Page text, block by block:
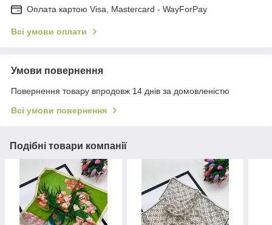
Оплата картою Visa, Mastercard - WayForPay
Всі умови оплати
Умови повернення
Повернення товару впродовж 14 днів за домовленістю
Всі умови повернення
Подібні товари компанії